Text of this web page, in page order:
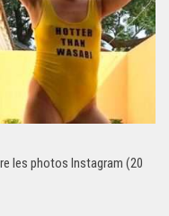
les photos Instagram (20